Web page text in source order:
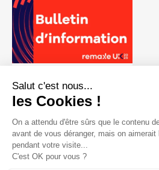
Bulletin d'information
Salut c'est nous...
les Cookies !
On a attendu d'être sûrs que le contenu
avant de vous déranger, mais on
pendant votre visite...
C'est OK pour vous ?